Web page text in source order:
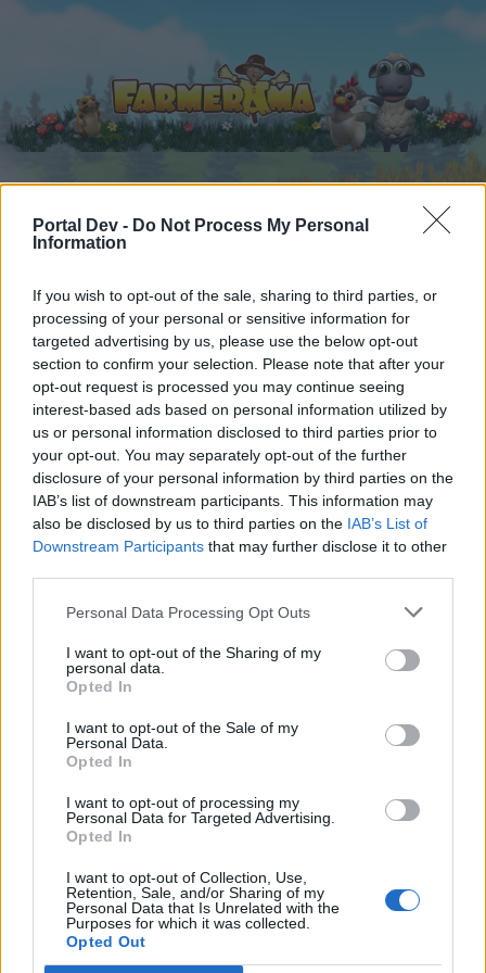
Portal Dev - Do Not Process My Personal
Information
If you wish to opt-out of the sale, sharing to third parties, or
processing of your personal or sensitive information for
targeted advertising by us, please use the below opt-out
section to confirm your selection. Please note that after your
opt-out request is processed you may continue seeing
interest-based ads based on personal information utilized by
us or personal information disclosed to third parties prior to
your opt-out. You may separately opt-out of the further
disclosure of your personal information by third parties on the
IAB’s list of downstream participants. This information may
also be disclosed by us to third parties on the IAB’s List of
Downstream Participants that may further disclose it to other
Personal Data Processing Opt Outs
I want to opt-out of the Sharing of my
personal data.
Opted In
I want to opt-out of the Sale of my
Personal Data.
Opted In
I want to opt-out of processing my
Personal Data for Targeted Advertising.
Opted In
I want to opt-out of Collection, Use,
Retention, Sale, and/or Sharing of my
Personal Data that Is Unrelated with the
Purposes for which it was collected.
Opted Out
Форуми ... Дискусия: Търсене на съкровище
Членове, харесали съобщение #62
Скъпи форум потребители,
Ако вие искате да се включите активно във
форума и да участвате в дискусиите, или
искате да започнете своя собствена тема,
първо ще трябва да влезете в играта. Моля,
регистрирайте се, ако нямате собствен акаунт.
Ние очакваме с нетърпение следващото ви
18.5.21
maqpan4o
Активен автор
130
tanyamery
Съобщения: 2,383 Получени харесвания:
Точки за награди:
2,500
Старши болярин, мъжки, <
Съобщения: 974 Получени харесвания: 2,582
Точки за награди:
1,150
sm0uk3r71
Начало Форуми Календар